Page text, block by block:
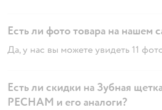
Есть ли фото товара на нашем
Да, у нас вы можете увидеть 11
Есть ли скидки на Зубная
PECHAM и его аналоги?